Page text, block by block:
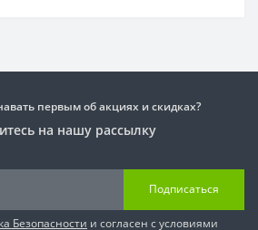
первым об акциях и скидках?
на нашу рассылку
Подписаться
Безопасности и согласен с условиями